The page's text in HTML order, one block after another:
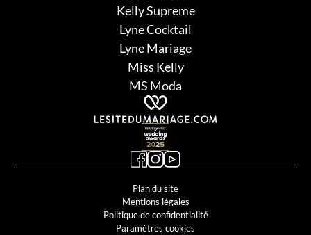
Kelly Supreme
Lyne Cocktail
Lyne Mariage
Miss Kelly
MS Moda
Plan du site
Mentions légales
Politique de confidentialité
Paramètres cookies